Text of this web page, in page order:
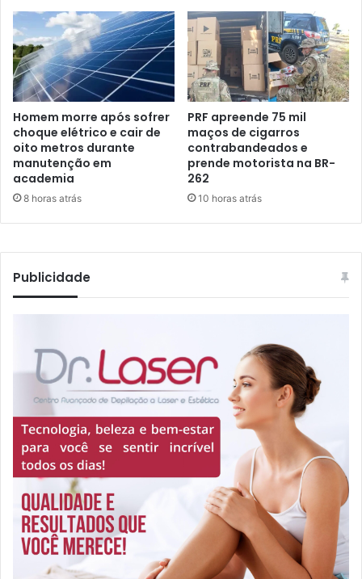
Homem morre após sofrer
choque elétrico e cair de
oito metros durante
manutenção em
academia
8 horas atrás
PRF apreende 75 mil
maços de cigarros
contrabandeados e
prende motorista na BR-
262
10 horas atrás
Publicidade